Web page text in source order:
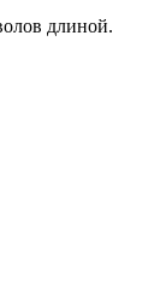
длиной.